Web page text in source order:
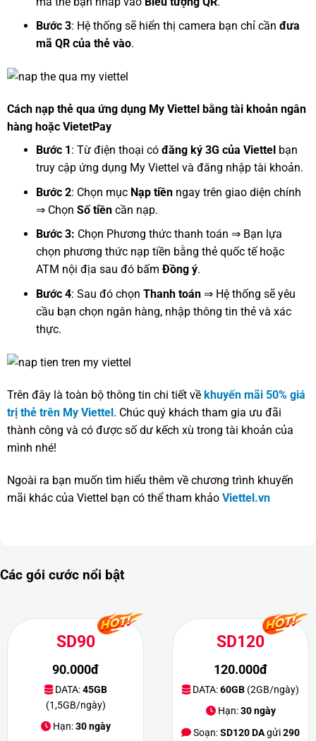
Bước 3: Hệ thống sẽ hiển thị camera bạn chỉ cần đưa
mã QR của thẻ vào.
Cách nạp thẻ qua ứng dụng My Viettel bằng tài khoản ngân
hàng hoặc VietetPay
Bước 1 : Từ điện thoại có đăng ký 3G của Viettel bạn
truy cập ứng dụng My Viettel và đăng nhập tài khoản.
Bước 2: Chọn mụcNạp tiềnngay trên giao diện chính
⇒ Chọn Số tiềncần nạp.
Bước 3: Chọn Phương thức thanh toán ⇒ Bạn lựa
chọn phương thức nạp tiền bằng thẻ quốc tế hoặc
ATM nội địa sau đó bấm Đồng ý.
Bước 4: Sau đó chọn Thanh toán⇒ Hệ thống sẽ yêu
cầu bạn chọn ngân hàng, nhập thông tin thẻ và xác
thực.
Trên đây là toàn bộ thông tin chi tiết về khuyến mãi 50% giá
trị thẻ trên My Viettel. Chúc quý khách tham gia ưu đãi
thành công và có được số dư kếch xù trong tài khoản của
mình nhé!
Ngoài ra bạn muốn tìm hiểu thêm về chương trình khuyến
mãi khác của Viettel bạn có thể tham khảo Viettel.vn
Các gói cước nổi bật
SD90
90.000đ
DATA:45GB
(1,5GB/ngày)
Hạn:30 ngày
SD120
120.000đ
DATA:60GB (2GB/ngày)
Hạn:30 ngày
Soạn:SD120 DAgửi290